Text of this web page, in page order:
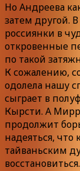
Но Андреева
затем другой.
россиянки в
откровенные
по такой
К сожалению,
одолела нашу
сыграет в
Кырсти. А
продолжит
надеяться, что
тайваньским
восстановиться.